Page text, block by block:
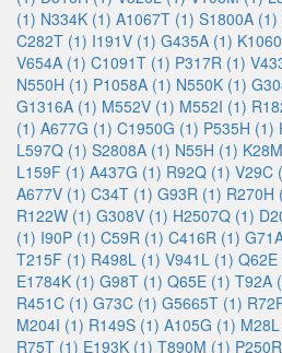
(1) N334K (1) A1067T (1) S1800A (1)
C282T (1) I191V (1) G435A (1)
V654A (1) C1091T (1) P317R (1)
N550H (1) P1058A (1) N550K (1)
G1316A (1) M552V (1) M552I (1)
(1) A677G (1) C1950G (1) P535H (1)
L597Q (1) S2808A (1) N55H (1)
L159F (1) A437G (1) R92Q (1) V29C
A677V (1) C34T (1) G93R (1) R270H
R122W (1) G308V (1) H2507Q (1)
(1) I90P (1) C59R (1) C416R (1)
T215F (1) R498L (1) V941L (1) Q62E
E1784K (1) G98T (1) Q65E (1) T92A
R451C (1) G73C (1) G5665T (1)
M204I (1) R149S (1) A105G (1)
R75T (1) E193K (1) T890M (1)